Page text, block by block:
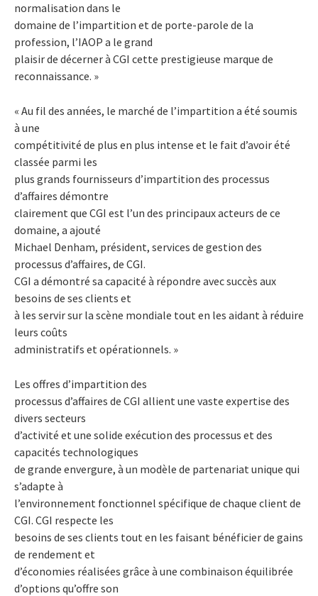
normalisation dans le
domaine de l’impartition et de porte-parole de la
profession, l’IAOP a le grand
plaisir de décerner à CGI cette prestigieuse marque de
reconnaissance. »
« Au fil des années, le marché de l’impartition a été soumis
à une
compétitivité de plus en plus intense et le fait d’avoir été
classée parmi les
plus grands fournisseurs d’impartition des processus
d’affaires démontre
clairement que CGI est l’un des principaux acteurs de ce
domaine, a ajouté
Michael Denham, président, services de gestion des
processus d’affaires, de CGI.
CGI a démontré sa capacité à répondre avec succès aux
besoins de ses clients et
à les servir sur la scène mondiale tout en les aidant à réduire
leurs coûts
administratifs et opérationnels. »
Les offres d’impartition des
processus d’affaires de CGI allient une vaste expertise des
divers secteurs
d’activité et une solide exécution des processus et des
capacités technologiques
de grande envergure, à un modèle de partenariat unique qui
s’adapte à
l’environnement fonctionnel spécifique de chaque client de
CGI. CGI respecte les
besoins de ses clients tout en les faisant bénéficier de gains
de rendement et
d’économies réalisées grâce à une combinaison équilibrée
d’options qu’offre son